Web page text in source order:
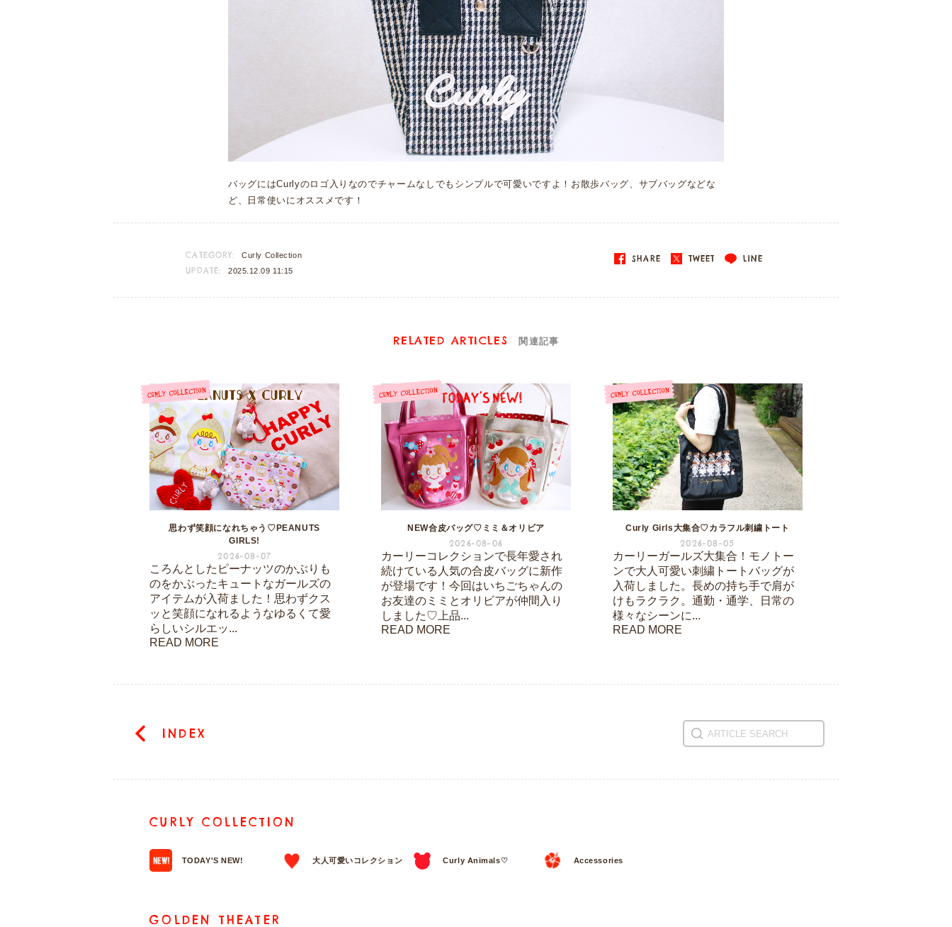
バッグにはCurlyのロゴ入りなのでチャームなしでもシンプルで可愛いですよ！お散歩バッグ、サブバッグなどな
ど、日常使いにオススメです！
CATEGORY: Curly Collection
UPDATE: 2025.12.09 11:15
SHARE TWEET LINE
RELATED ARTICLES 関連記事
思わず笑顔になれちゃう♡PEANUTS
GIRLS!
2026-08-07
ころんとしたピーナッツのかぶりも
のをかぶったキュートなガールズの
アイテムが入荷ました！思わずクス
ッと笑顔になれるようなゆるくて愛
らしいシルエッ...
READ MORE
NEW合皮バッグ♡ミミ＆オリビア
2026-08-06
カーリーコレクションで長年愛され
続けている人気の合皮バッグに新作
が登場です！今回はいちごちゃんの
お友達のミミとオリビアが仲間入り
しました♡上品...
READ MORE
Curly Girls大集合♡カラフル刺繍トート
2026-08-05
カーリーガールズ大集合！モノトー
ンで大人可愛い刺繍トートバッグが
入荷しました。長めの持ち手で肩が
けもラクラク。通勤・通学、日常の
様々なシーンに...
READ MORE
INDEX
CURLY COLLECTION
TODAY'S NEW! 大人可愛いコレクション Curly Animals♡ Accessories
GOLDEN THEATER